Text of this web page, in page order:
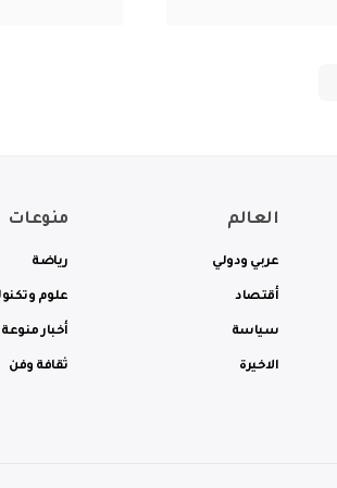
العالم
عربي ودولي
أقتصاد
سياسة
الاخيرة
منوعات
رياضة
علوم
أخبار منوعة
ثقافة وفن